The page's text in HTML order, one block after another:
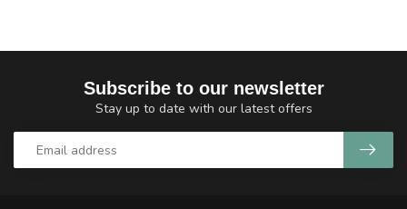
Subscribe to our newsletter
Stay up to date with our latest offers